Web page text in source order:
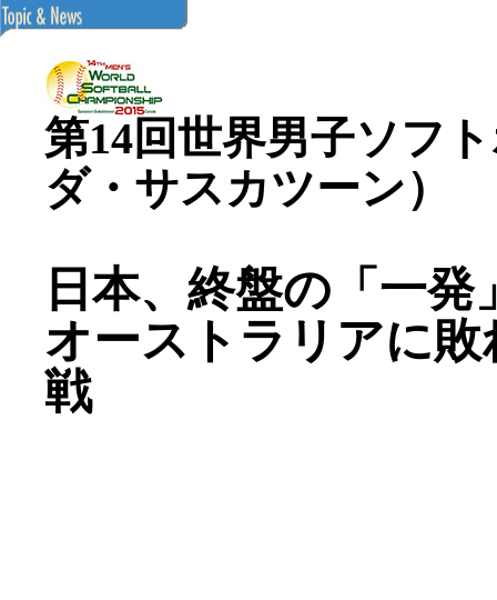
第14回世界男子ソフ
ダ・サスカツーン）
日本、終盤の「一
オーストラリアに
戦